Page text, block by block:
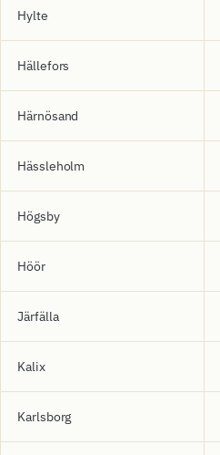
Hylte
Hällefors
Härnösand
Hässleholm
Högsby
Höör
Järfälla
Kalix
Karlsborg